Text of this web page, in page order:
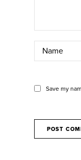
Save my